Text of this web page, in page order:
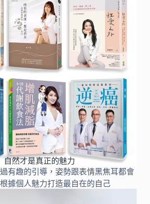
自然才是真正的魅力
有趣的引導，姿勢跟表情黑焦耳都會
據個人魅力打造最自在的自己